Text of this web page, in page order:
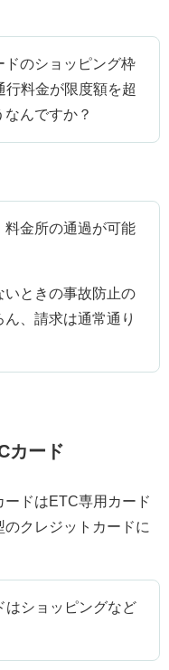
ドのショッピング枠
行料金が限度額を超
なんですか？
料金所の通過が可能
いときの事故防止の
、請求は通常通り
カード
ドはETC専用カード
クレジットカードに
はショッピングなど